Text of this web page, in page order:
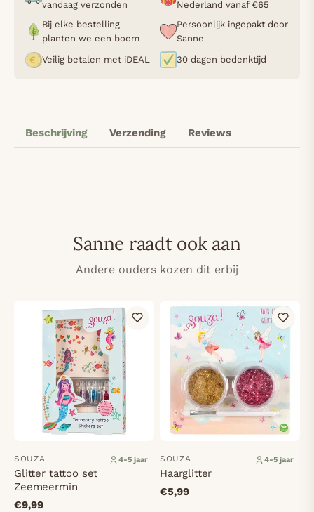
vandaag verzonden
Nederland vanaf €65
Bij elke bestelling
planten we een boom
Persoonlijk ingepakt door
Sanne
Veilig betalen met iDEAL
30 dagen bedenktijd
Beschrijving Verzending Reviews
Sanne raadt ook aan
Andere ouders kozen dit erbij
SOUZA 4-5 jaar
Glitter tattoo set
Zeemeermin
€9,99
SOUZA 4-5 jaar
Haarglitter
€5,99